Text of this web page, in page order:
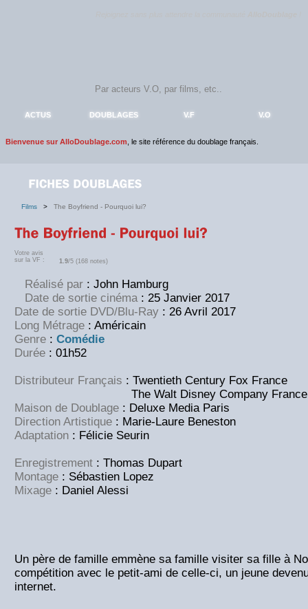
ACTUS DOUBLAGES V.F V.O
Bienvenue sur AlloDoublage.com , le site référence du doublage français.
Films > The Boyfriend - Pourquoi lui?
Votre avis
sur la VF :
1.9/5 (168 notes)
Réalisé par : John Hamburg
Date de sortie cinéma : 25 Janvier 2017
Date de sortie DVD/Blu-Ray : 26 Avril 2017
Long Métrage : Américain
Genre : Comédie
Durée : 01h52
Distributeur Français : Twentieth Century Fox France
The Walt Disney Company France
Maison de Doublage : Deluxe Media Paris
Direction Artistique : Marie-Laure Beneston
Adaptation : Félicie Seurin
Enregistrement : Thomas Dupart
Montage : Sébastien Lopez
Mixage : Daniel Alessi
Un père de famille emmène sa famille visiter sa fille à
compétition avec le petit-ami de celle-ci, un jeune
internet.